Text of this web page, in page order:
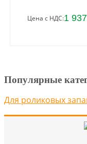
Цена с НДС:1
Популярные
Для роликовых